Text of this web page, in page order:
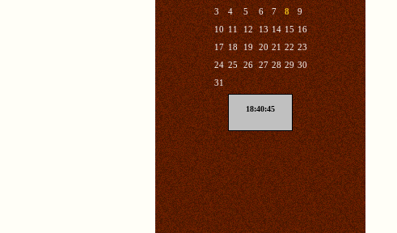
3
4 5 6 7 8
9
10 11 12 13 14 15 16
17 18 19 20 21 22 23
24 25 26 27 28 29 30
31
18:40:46